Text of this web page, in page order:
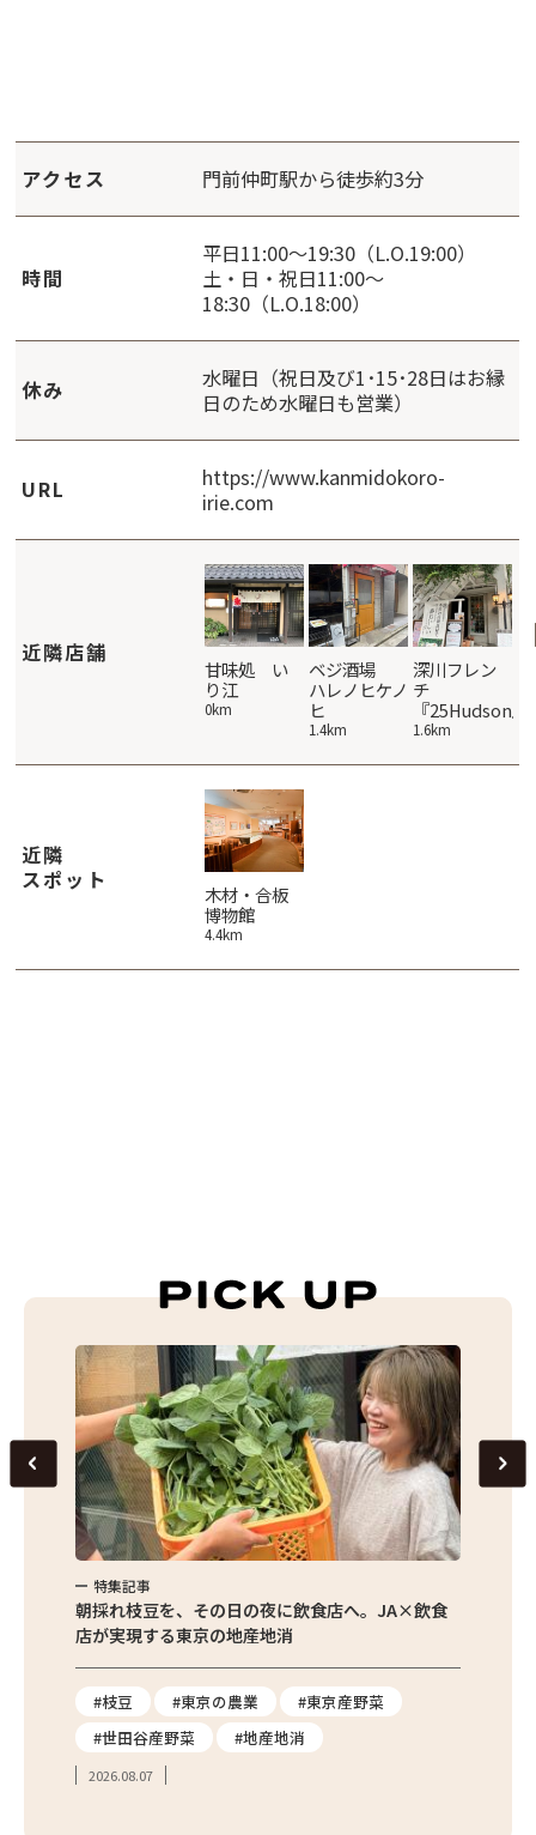
アクセス 門前仲町駅から徒歩約3分
時間
平日11:00～19:30（L.O.19:00）
土・日・祝日11:00～
18:30（L.O.18:00）
休み
水曜日（祝日及び1･15･28日はお縁
日のため水曜日も営業）
URL
https://www.kanmidokoro-
irie.com
近隣店舗
勢重
花ごよみ東
甘味処 い
り江
0km
ベジ酒場
ハレノヒケノ
ヒ
1.4km
深川フレン
チ
『25Hudson』
1.6km
近隣
スポット
木材・合板
博物館
4.4km
特集記事
朝採れ枝豆を、その日の夜に飲食店へ。JA×飲食
店が実現する東京の地産地消
#枝豆 #東京の農業
#東京産野菜
#世田谷産野菜
#地産地消
2026.08.07